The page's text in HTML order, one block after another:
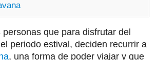
que para disfrutar del
periodo estival, deciden recurrir a
, una forma de poder viajar y que